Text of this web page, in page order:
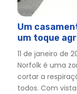
Espírito de
Virginia
Eventos
Cruzeiro de
Norfolk
Jantar Norfolk
Um
um toque
11 de janeiro de
Norfolk é uma
cortar a
todos. Com